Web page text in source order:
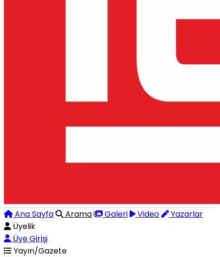
Ana Sayfa Arama Galeri Video
Yazarlar
Üyelik
Üye Girişi
Yayın/Gazete